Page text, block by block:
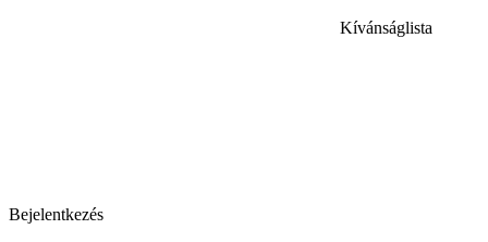
Kívánságlista
Bejelentkezés